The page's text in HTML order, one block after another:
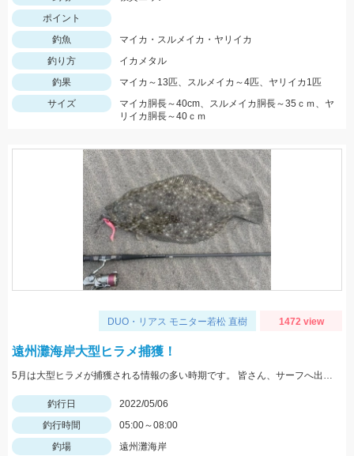
ポイント
釣魚
マイカ・スルメイカ・ヤリイカ
釣り方
イカメタル
釣果
マイカ～13匹、スルメイカ～4匹、ヤリイカ1匹
サイズ
マイカ胴長～40cm、スルメイカ胴長～35ｃｍ、ヤ
リイカ胴長～40ｃｍ
DUO・リアス モニター若松 直樹 1472 view
遠州灘海岸大型ヒラメ捕獲！
5月は大型ヒラメが捕獲される情報の多い時期です。 皆さん、サーフへ出かけましょう！
釣行日
2022/05/06
釣行時間
05:00～08:00
釣場
遠州灘海岸